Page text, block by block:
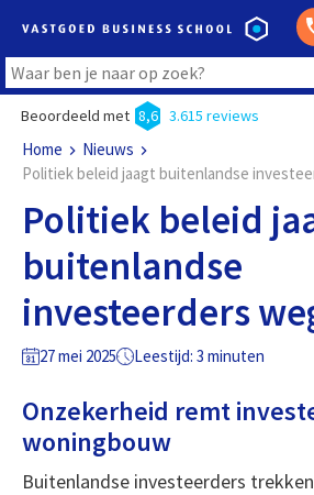
Beoordeeld met 8,6 3.615 reviews
Home
Nieuws
Politiek beleid jaagt buitenlandse
Politiek beleid
buitenlandse
investeerders
27 mei 2025 Leestijd: 3 minuten
Onzekerheid remt
woningbouw
Buitenlandse investeerders